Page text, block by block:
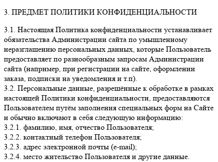
3. ПРЕДМЕТ ПОЛИТИКИ КОНФИДЕНЦИАЛЬНОСТИ
3.1. Настоящая Политика конфиденциальности устанавливает
обязательства Администрации сайта по умышленному
неразглашению персональных данных, которые Пользователь
предоставляет по разнообразным запросам Администрации
сайта (например, при регистрации на сайте, оформлении
заказа, подписки на уведомления и т.п).
3.2. Персональные данные, разрешённые к обработке в рамках
настоящей Политики конфиденциальности, предоставляются
Пользователем путём заполнения специальных форм на Сайте
и обычно включают в себя следующую информацию:
3.2.1. фамилию, имя, отчество Пользователя;
3.2.2. контактный телефон Пользователя;
3.2.3. адрес электронной почты (e-mail);
3.2.4. место жительство Пользователя и другие данные.